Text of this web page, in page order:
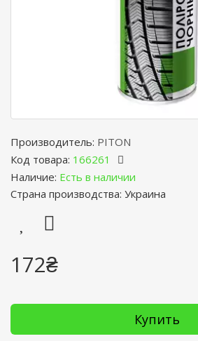
Производитель: PITON
Код товара: 166261
Наличие: Есть в наличии
Страна производства: Украина
172₴
Купить